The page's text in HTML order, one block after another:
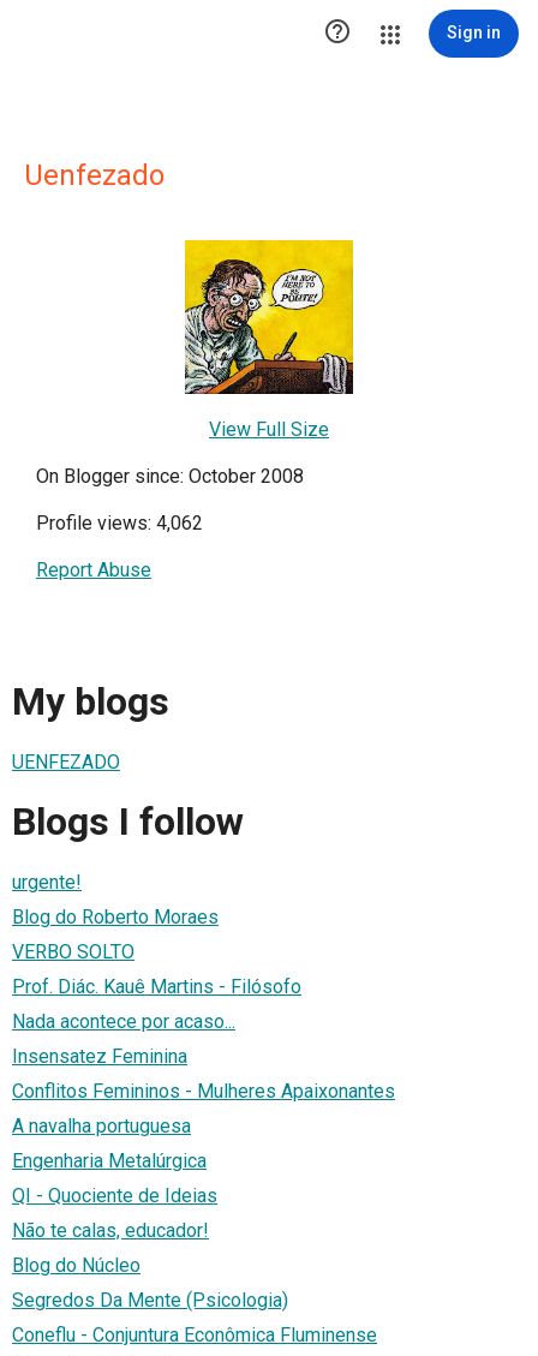
 Sign in
Uenfezado
View Full Size
On Blogger since: October 2008
Profile views: 4,062
Report Abuse
My blogs
UENFEZADO
Blogs I follow
urgente!
Blog do Roberto Moraes
VERBO SOLTO
Prof. Diác. Kauê Martins - Filósofo
Nada acontece por acaso...
Insensatez Feminina
Conflitos Femininos - Mulheres Apaixonantes
A navalha portuguesa
Engenharia Metalúrgica
QI - Quociente de Ideias
Não te calas, educador!
Blog do Núcleo
Segredos Da Mente (Psicologia)
Coneflu - Conjuntura Econômica Fluminense